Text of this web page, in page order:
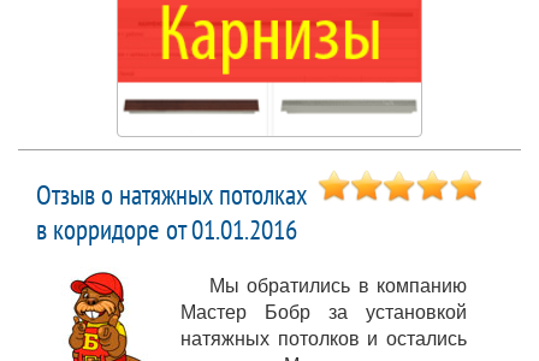
Отзыв о натяжных потолках
в корридоре от 01.01.2016
Мы обратились в компанию
Мастер Бобр за установкой
натяжных потолков и остались